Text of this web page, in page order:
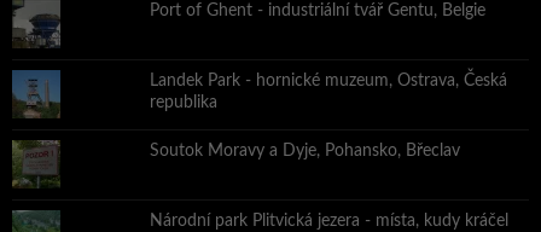
Port of Ghent - industriální tvář Gentu, Belgie
Landek Park - hornické muzeum, Ostrava, Česká
republika
Soutok Moravy a Dyje, Pohansko, Břeclav
Národní park Plitvická jezera - místa, kudy kráčel